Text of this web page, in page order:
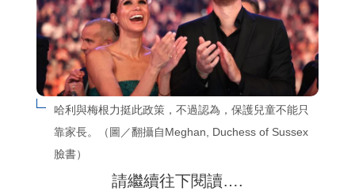
哈利與梅根力挺此政策，不過認為，保護兒童不能只
靠家長。（圖／翻攝自Meghan, Duchess of Sussex
臉書）
請繼續往下閱讀….